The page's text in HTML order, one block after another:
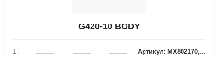
G420-10 BODY
1
Артикул: MX802170,...